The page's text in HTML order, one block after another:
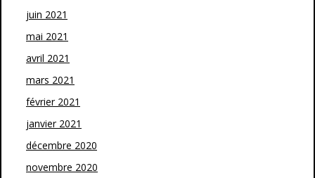
juin 2021
mai 2021
avril 2021
mars 2021
février 2021
janvier 2021
décembre 2020
novembre 2020